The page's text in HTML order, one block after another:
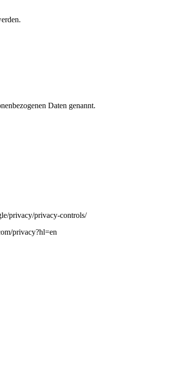
Daten genannt.
privacy/privacy-controls/
privacy?hl=en